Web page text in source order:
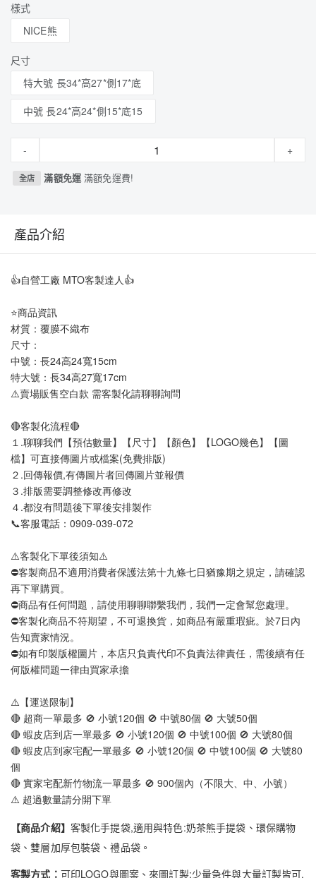
樣式
NICE熊
尺寸
特大號 長34*高27*側17*底
中號 長24*高24*側15*底15
- +
全店 滿額免運滿額免運費!
產品介紹
👍自營工廠 MTO客製達人👍
⭐商品資訊
材質：覆膜不織布
尺寸：
中號：長24高24寬15cm
特大號：長34高27寬17cm
⚠️賣場販售空白款 需客製化請聊聊詢問
🔴客製化流程🔴
１.聊聊我們【預估數量】【尺寸】【顏色】【LOGO幾色】【圖
檔】可直接傳圖片或檔案(免費排版)
２.回傳報價,有傳圖片者回傳圖片並報價
３.排版需要調整修改再修改
４.都沒有問題後下單後安排製作
📞客服電話：0909-039-072
⚠️客製化下單後須知⚠️
⛔客製商品不適用消費者保護法第十九條七日猶豫期之規定，請確認
再下單購買。
⛔商品有任何問題，請使用聊聊聯繫我們，我們一定會幫您處理。
⛔客製化商品不符期望，不可退換貨，如商品有嚴重瑕疵。於7日內
告知賣家情況。
⛔如有印製版權圖片，本店只負責代印不負責法律責任，需後續有任
何版權問題一律由買家承擔
⚠️【運送限制】
🔴 超商一單最多 🚫 小號120個 🚫 中號80個 🚫 大號50個
🔴 蝦皮店到店一單最多 🚫 小號120個 🚫 中號100個 🚫 大號80個
🔴 蝦皮店到家宅配一單最多 🚫 小號120個 🚫 中號100個 🚫 大號80
個
🔴 實家宅配新竹物流一單最多 🚫 900個內（不限大、中、小號）
⚠️ 超過數量請分開下單
【商品介紹】 客製化手提袋,適用與特色:奶茶熊手提袋、環保購物
袋、雙層加厚包裝袋、禮品袋。
客製方式： 可印LOGO與圖案、來圖訂製;少量急件與大量訂製皆可,